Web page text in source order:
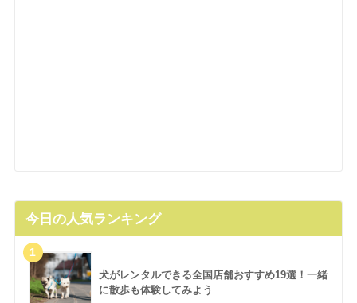
今日の人気ランキング
犬がレンタルできる全国店舗おすすめ19選！一緒
に散歩も体験してみよう